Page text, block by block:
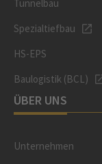
Tunnelbau
Spezialtiefbau
HS-EPS
Baulogistik (BCL)
ÜBER UNS
Unternehmen